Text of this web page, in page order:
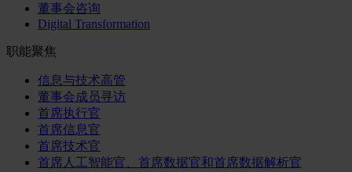
董事会咨询
Digital Transformation
职能聚焦
信息与技术高管
董事会成员寻访
首席执行官
首席信息官
首席技术官
首席人工智能官、首席数据官和首席数据解析官